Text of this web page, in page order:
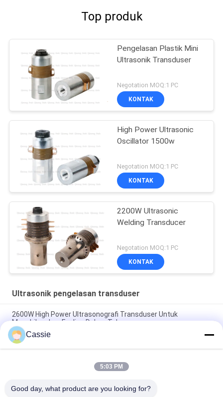
Top produk
Pengelasan Plastik Mini
Ultrasonik Transduser
Negotation MOQ:1 PC
KONTAK
High Power Ultrasonic
Oscillator 1500w
Negotation MOQ:1 PC
KONTAK
2200W Ultrasonic
Welding Transducer
Negotation MOQ:1 PC
KONTAK
Ultrasonik pengelasan transduser
2600W High Power Ultrasonografi Transduser Untuk
Menghilangkan Fouling Dalam Tabung
38mm Diameter Keramik Ultrasonik Transduser 20khz Untuk
Pembuatan Kain Medis
NTK Jenis Baja Ultrasonik Tanduk Las Komponen Utama
Cassie
5:03 PM
Good day, what product are you looking for?